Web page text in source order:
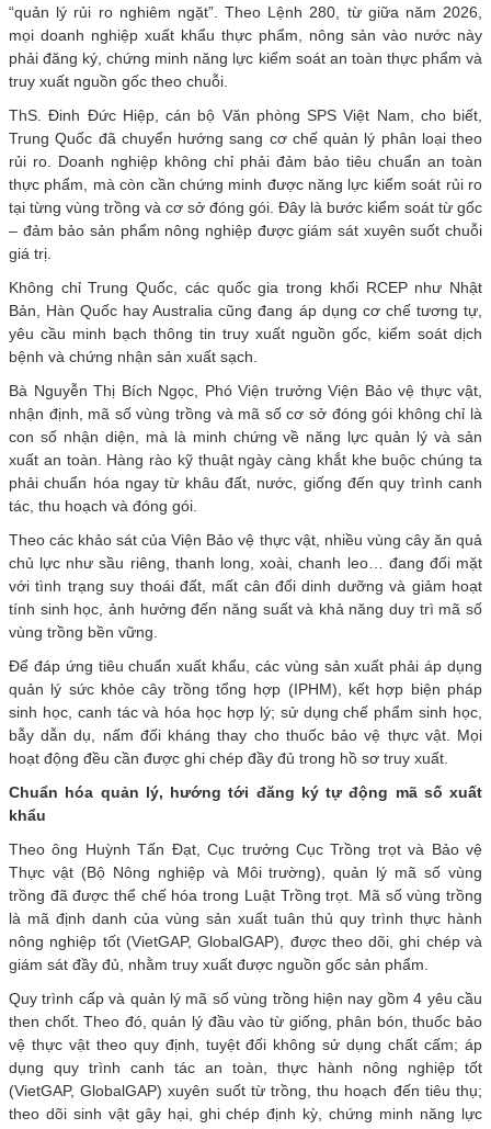
“quản lý rủi ro nghiêm ngặt”. Theo Lệnh 280, từ giữa năm 2026,
mọi doanh nghiệp xuất khẩu thực phẩm, nông sản vào nước này
phải đăng ký, chứng minh năng lực kiểm soát an toàn thực phẩm và
truy xuất nguồn gốc theo chuỗi.
ThS. Đinh Đức Hiệp, cán bộ Văn phòng SPS Việt Nam, cho biết,
Trung Quốc đã chuyển hướng sang cơ chế quản lý phân loại theo
rủi ro. Doanh nghiệp không chỉ phải đảm bảo tiêu chuẩn an toàn
thực phẩm, mà còn cần chứng minh được năng lực kiểm soát rủi ro
tại từng vùng trồng và cơ sở đóng gói. Đây là bước kiểm soát từ gốc
– đảm bảo sản phẩm nông nghiệp được giám sát xuyên suốt chuỗi
giá trị.
Không chỉ Trung Quốc, các quốc gia trong khối RCEP như Nhật
Bản, Hàn Quốc hay Australia cũng đang áp dụng cơ chế tương tự,
yêu cầu minh bạch thông tin truy xuất nguồn gốc, kiểm soát dịch
bệnh và chứng nhận sản xuất sạch.
Bà Nguyễn Thị Bích Ngọc, Phó Viện trưởng Viện Bảo vệ thực vật,
nhận định, mã số vùng trồng và mã số cơ sở đóng gói không chỉ là
con số nhận diện, mà là minh chứng về năng lực quản lý và sản
xuất an toàn. Hàng rào kỹ thuật ngày càng khắt khe buộc chúng ta
phải chuẩn hóa ngay từ khâu đất, nước, giống đến quy trình canh
tác, thu hoạch và đóng gói.
Theo các khảo sát của Viện Bảo vệ thực vật, nhiều vùng cây ăn quả
chủ lực như sầu riêng, thanh long, xoài, chanh leo… đang đối mặt
với tình trạng suy thoái đất, mất cân đối dinh dưỡng và giảm hoạt
tính sinh học, ảnh hưởng đến năng suất và khả năng duy trì mã số
vùng trồng bền vững.
Để đáp ứng tiêu chuẩn xuất khẩu, các vùng sản xuất phải áp dụng
quản lý sức khỏe cây trồng tổng hợp (IPHM), kết hợp biện pháp
sinh học, canh tác và hóa học hợp lý; sử dụng chế phẩm sinh học,
bẫy dẫn dụ, nấm đối kháng thay cho thuốc bảo vệ thực vật. Mọi
hoạt động đều cần được ghi chép đầy đủ trong hồ sơ truy xuất.
Chuẩn hóa quản lý, hướng tới đăng ký tự động mã số xuất
khẩu
Theo ông Huỳnh Tấn Đạt, Cục trưởng Cục Trồng trọt và Bảo vệ
Thực vật (Bộ Nông nghiệp và Môi trường), quản lý mã số vùng
trồng đã được thể chế hóa trong Luật Trồng trọt. Mã số vùng trồng
là mã định danh của vùng sản xuất tuân thủ quy trình thực hành
nông nghiệp tốt (VietGAP, GlobalGAP), được theo dõi, ghi chép và
giám sát đầy đủ, nhằm truy xuất được nguồn gốc sản phẩm.
Quy trình cấp và quản lý mã số vùng trồng hiện nay gồm 4 yêu cầu
then chốt. Theo đó, quản lý đầu vào từ giống, phân bón, thuốc bảo
vệ thực vật theo quy định, tuyệt đối không sử dụng chất cấm; áp
dụng quy trình canh tác an toàn, thực hành nông nghiệp tốt
(VietGAP, GlobalGAP) xuyên suốt từ trồng, thu hoạch đến tiêu thụ;
theo dõi sinh vật gây hại, ghi chép định kỳ, chứng minh năng lực